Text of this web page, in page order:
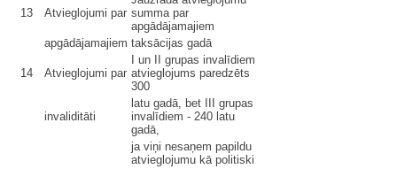
13 Atvieglojumi par summa par
apgādājamajiem
apgādājamajiem taksācijas gadā
14 Atvieglojumi par
I un II grupas invalīdiem
atvieglojums paredzēts
300
invaliditāti
latu gadā, bet III grupas
invalīdiem - 240 latu
gadā,
ja viņi nesaņem papildu
atvieglojumu kā politiski